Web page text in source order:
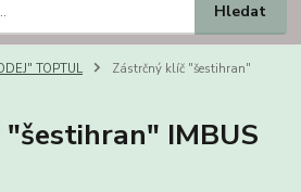
Hledat
TOPTUL
Zástrčný klíč "šestihran"
IMBUS